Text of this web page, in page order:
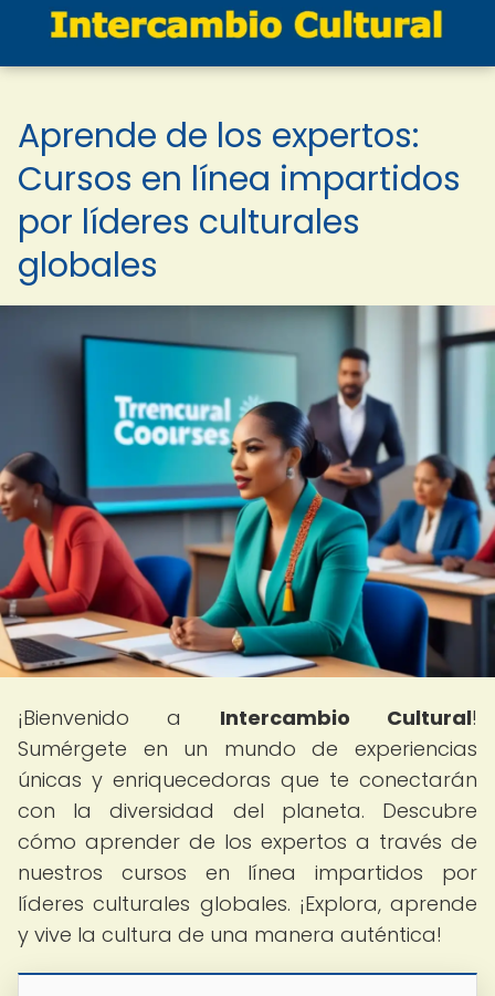
Aprende de los expertos:
Cursos en línea impartidos
por líderes culturales
globales
¡Bienvenido a Intercambio Cultural!
Sumérgete en un mundo de experiencias
únicas y enriquecedoras que te conectarán
con la diversidad del planeta. Descubre
cómo aprender de los expertos a través de
nuestros cursos en línea impartidos por
líderes culturales globales. ¡Explora, aprende
y vive la cultura de una manera auténtica!